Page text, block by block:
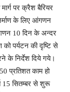
पर क्रैश बैरियर
के लिए आंगणन
10 दिन के अन्दर
पर्यटन की दृष्टि से
के निर्देश दिये गये।
प्रतिशत काम हो
15 सितम्बर से शुरू